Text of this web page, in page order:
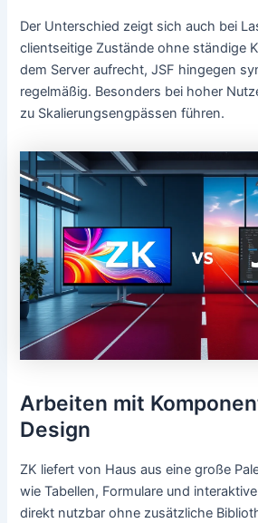
Der Unterschied zeigt sich auch bei
clientseitige Zustände ohne ständige
dem Server aufrecht, JSF hingegen
regelmäßig. Besonders bei hoher
zu Skalierungsengpässen führen.
Arbeiten mit
Design
ZK liefert von Haus aus eine große
wie Tabellen, Formulare und
direkt nutzbar ohne zusätzliche